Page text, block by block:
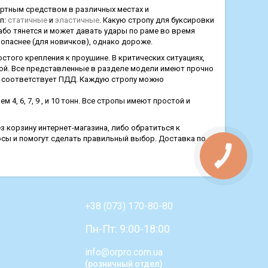
средством в различных местах и
статичные и эластичные . Какую стропу для буксировки
тянется и может давать удары по раме во время
(для новичков), однако дороже.
крепления к проушине. В критических ситуациях,
Все представленные в разделе модели имеют прочно
ПДД. Каждую стропу можно
4, 6, 7, 9 , и 10 тонн. Все стропы имеют простой и
интернет-магазина, либо обратиться к
и помогут сделать правильный выбор. Доставка по
+38 (073) 170-80-80
Пн-Пт: 9:00-18:00
info@orpro.com.ua
(розничный отдел)